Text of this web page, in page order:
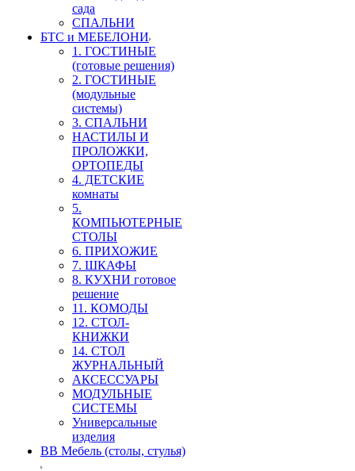
сада
СПАЛЬНИ
БТС и МЕБЕЛОНИ
1. ГОСТИНЫЕ
(готовые решения)
2. ГОСТИНЫЕ
(модульные
системы)
3. СПАЛЬНИ
НАСТИЛЫ И
ПРОЛОЖКИ,
ОРТОПЕДЫ
4. ДЕТСКИЕ
комнаты
5.
КОМПЬЮТЕРНЫЕ
СТОЛЫ
6. ПРИХОЖИЕ
7. ШКАФЫ
8. КУХНИ готовое
решение
11. КОМОДЫ
12. СТОЛ-
КНИЖКИ
14. СТОЛ
ЖУРНАЛЬНЫЙ
АКСЕССУАРЫ
МОДУЛЬНЫЕ
СИСТЕМЫ
Универсальные
изделия
ВВ Мебель (столы, стулья)